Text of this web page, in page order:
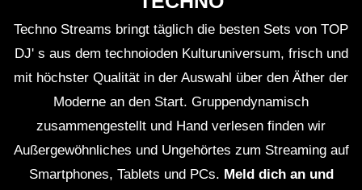
Techno Streams bringt täglich die besten Sets von TOP
DJ' s aus dem technoioden Kulturuniversum, frisch und
mit höchster Qualität in der Auswahl über den Äther der
Moderne an den Start. Gruppendynamisch
zusammengestellt und Hand verlesen finden wir
Außergewöhnliches und Ungehörtes zum Streaming auf
Smartphones, Tablets und PCs. Meld dich an und